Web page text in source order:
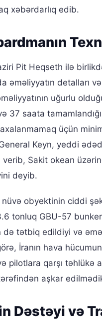
xəbərdarlıq edib.
Pit Heqseth ilə
əməliyyatın detalları
uğurlu
və 37 saata
üçün
Keyn, yeddi
verib, Sakit okean
deyib.
obyektinin ciddi
tonluq GBU-57
də tətbiq edildiyi və
İranın hava
pilotlara qarşı təhlükə
aşkar
Dəstəyi və